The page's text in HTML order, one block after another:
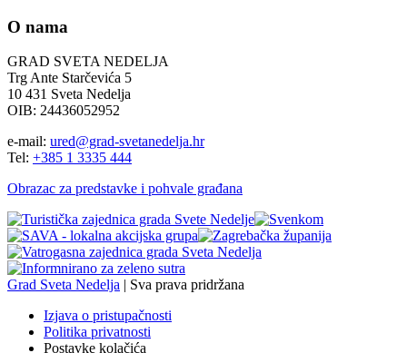
O nama
GRAD SVETA NEDELJA
Trg Ante Starčevića 5
10 431 Sveta Nedelja
OIB: 24436052952
e-mail: ured@grad-svetanedelja.hr
Tel: +385 1 3335 444
Obrazac za predstavke i pohvale građana
Grad Sveta Nedelja | Sva prava pridržana
Izjava o pristupačnosti
Politika privatnosti
Postavke kolačića